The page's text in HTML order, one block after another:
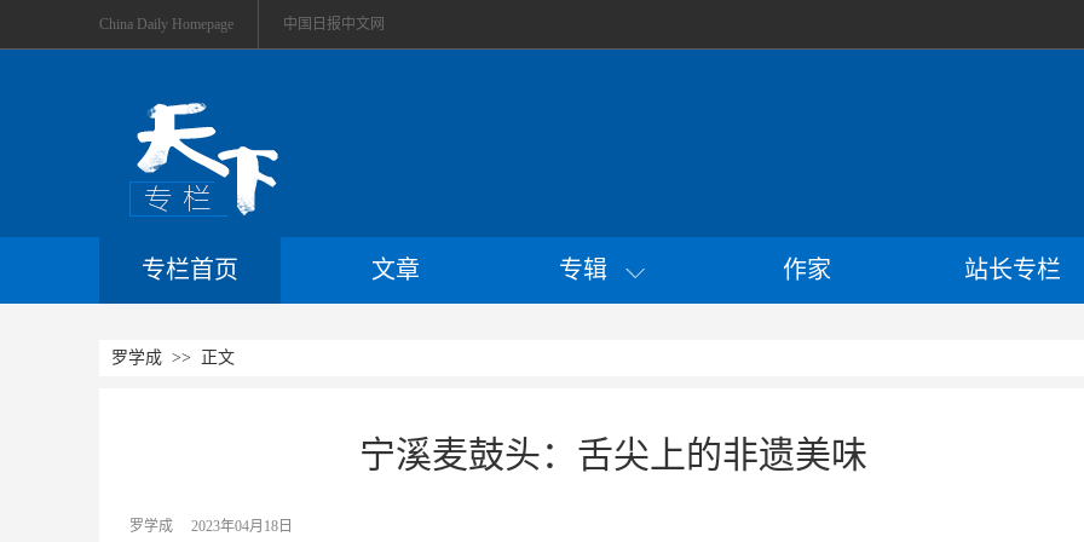
China Daily Homepage 中国日报中文网
专栏首页 文章 专辑 作家 站长专栏
罗学成 >> 正文
宁溪麦鼓头：舌尖上的非遗美味
罗学成 2023年04月18日